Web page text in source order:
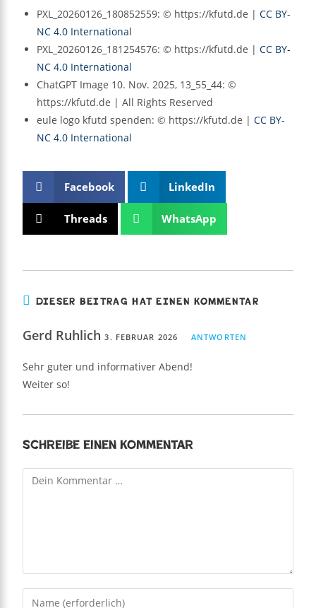
PXL_20260126_180852559: © https://kfutd.de |CC BY-
NC 4.0 International
PXL_20260126_181254576: © https://kfutd.de |CC BY-
NC 4.0 International
ChatGPT Image 10. Nov. 2025, 13_55_44: ©
https://kfutd.de | All Rights Reserved
eule logo kfutd spenden: © https://kfutd.de |CC BY-
NC 4.0 International
Facebook LinkedIn
Threads WhatsApp
DIESER BEITRAG HAT EINEN KOMMENTAR
Gerd Ruhlich3. FEBRUAR 2026 ANTWORTEN
Sehr guter und informativer Abend!
Weiter so!
Schreibe einen Kommentar